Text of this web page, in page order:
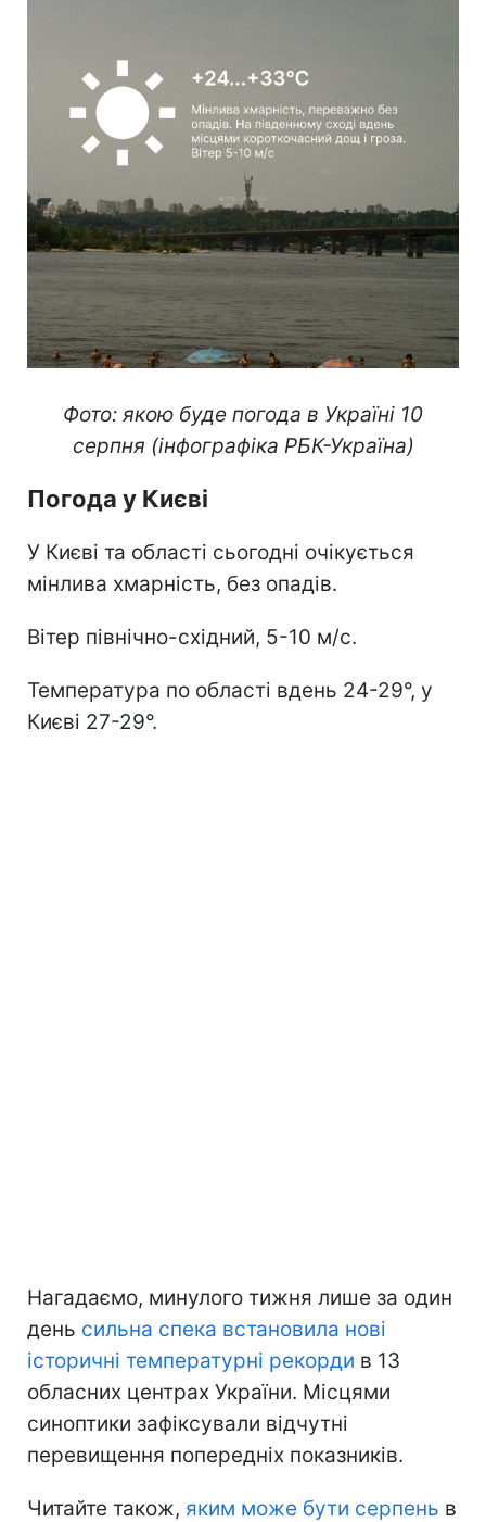
Фото: якою буде погода в Україні 10
серпня (інфографіка РБК-Україна)
Погода у Києві
У Києві та області сьогодні очікується
мінлива хмарність, без опадів.
Вітер північно-східний, 5-10 м/с.
Температура по області вдень 24-29°, у
Києві 27-29°.
Нагадаємо, минулого тижня лише за один
день сильна спека встановила нові
історичні температурні рекорди в 13
обласних центрах України. Місцями
синоптики зафіксували відчутні
перевищення попередніх показників.
Читайте також, яким може бути серпень в